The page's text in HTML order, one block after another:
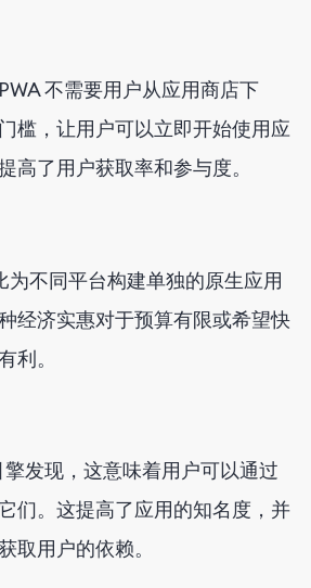
不需要用户从应用商店下
槛，让用户可以立即开始使用应
高了用户获取率和参与度。
为不同平台构建单独的原生应用
经济实惠对于预算有限或希望快
利。
擎发现，这意味着用户可以通过
们。这提高了应用的知名度，并
取用户的依赖。